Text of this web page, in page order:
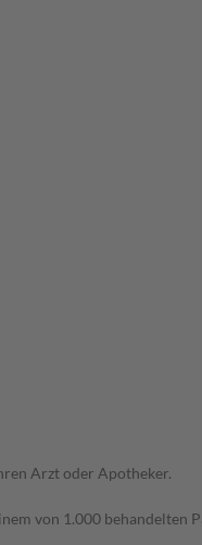
Arzt oder Apotheker.
von 1.000 behandelten